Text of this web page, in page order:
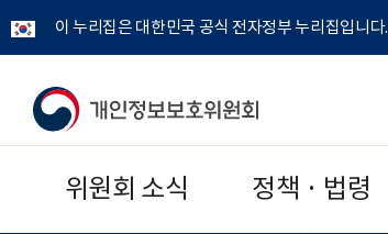
이 누리집은 대한민국 공식 전자정부 누리집입니다.
개
위원회 소식 정책 · 법령